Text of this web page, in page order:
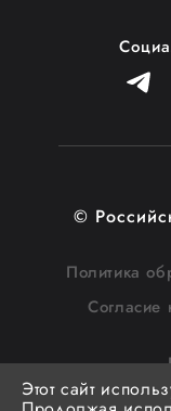
©
Политика
Согласие
Этот сайт